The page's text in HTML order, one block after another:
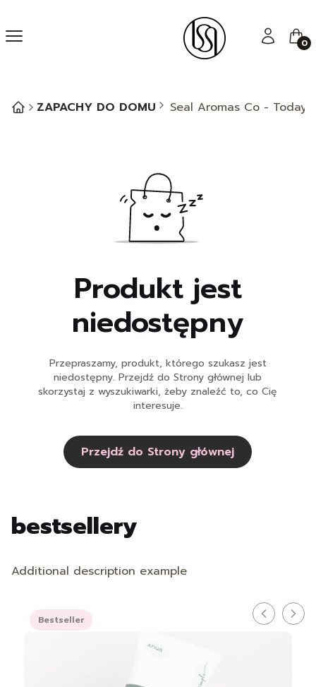
Menu Zaloguj się
ZAPACHY DO DOMU Seal Aromas Co -
Produkt jest
niedostępny
Przepraszamy, produkt, którego szukasz jest
niedostępny. Przejdź do Strony głównej lub
skorzystaj z wyszukiwarki, żeby znaleźć to, co Cię
interesuje.
Przejdź do Strony głównej
bestsellery
Additional description example
Bestseller